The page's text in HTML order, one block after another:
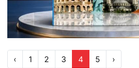
‹ 1 2 3 4 5 ›